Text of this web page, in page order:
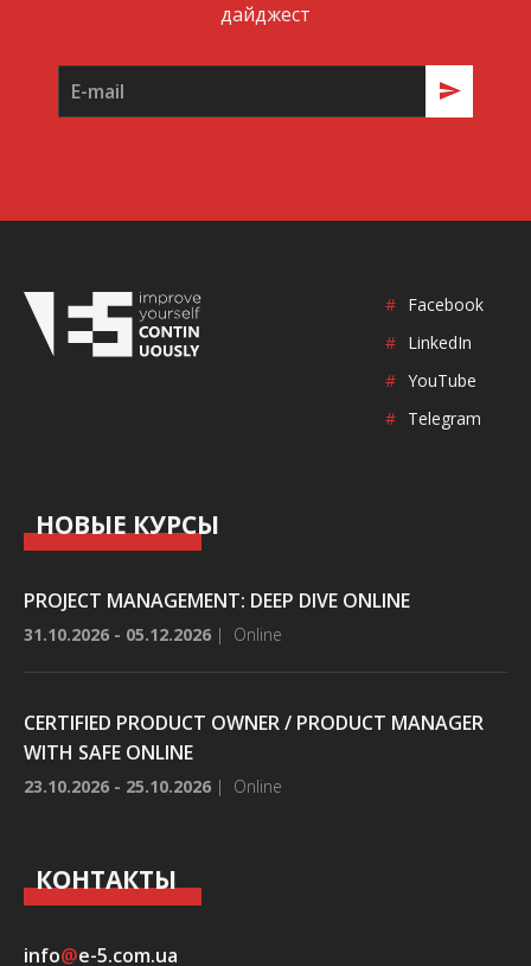
дайджест
# Facebook
# LinkedIn
# YouTube
# Telegram
НОВЫЕ КУРСЫ
PROJECT MANAGEMENT: DEEP DIVE ONLINE
31.10.2026 - 05.12.2026 | Online
CERTIFIED PRODUCT OWNER / PRODUCT MANAGER
WITH SAFE ONLINE
23.10.2026 - 25.10.2026 | Online
КОНТАКТЫ
info@e-5.com.ua